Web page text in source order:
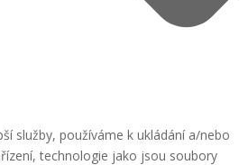
služby, používáme k ukládání a/nebo
technologie jako jsou soubory